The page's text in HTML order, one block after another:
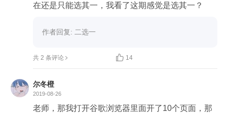
在还是只能选其一，我看了这期感觉是选其一？
作者回复: 二选一
共 2 条评论  14
尔冬橙
2019-08-26
老师，那我打开谷歌浏览器里面开了10个页面，那